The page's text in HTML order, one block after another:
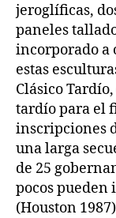
jeroglíficas,
paneles
incorporado a
estas
Clásico
tardío para el
inscripciones
una larga
de 25
pocos pueden
(Houston